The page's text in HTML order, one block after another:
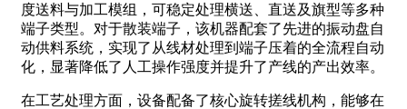
度送料与加工模组，可稳定处理横送、直送及旗型等多种
端子类型。对于散装端子，该机器配套了先进的振动盘自
动供料系统，实现了从线材处理到端子压着的全流程自动
化，显著降低了人工操作强度并提升了产线的产出效率。
在工艺处理方面，设备配备了核心旋转搓线机构，能够在